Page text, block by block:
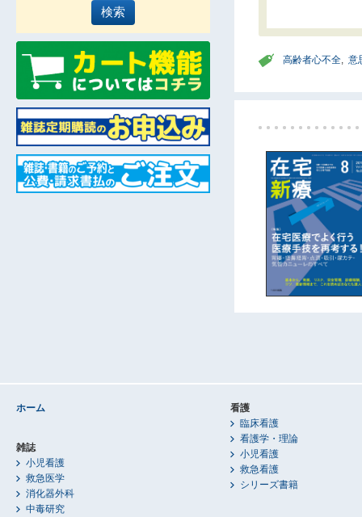
高齢者心不全 意
ホーム
雑誌
小児看護
救急医学
消化器外科
中毒研究
看護
臨床看護
看護学・理論
小児看護
救急看護
シリーズ書籍